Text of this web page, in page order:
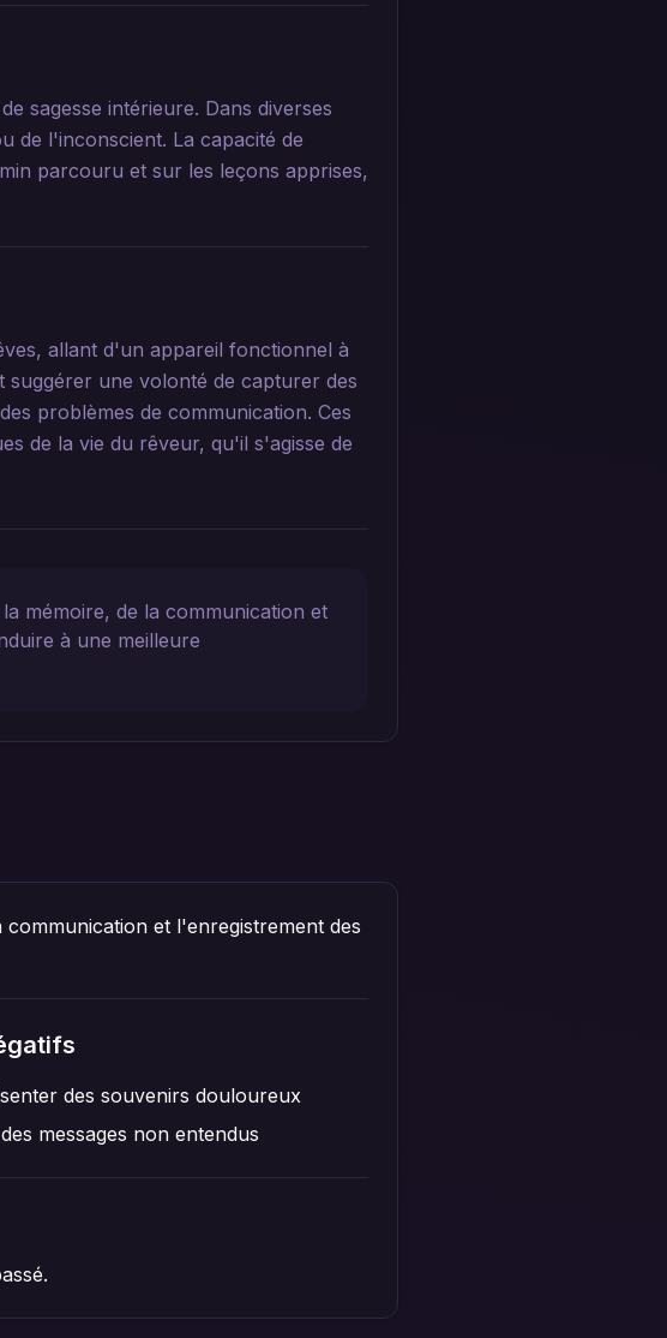
sagesse intérieure. Dans diverses
de l'inconscient. La capacité de
parcouru et sur les leçons apprises,
allant d'un appareil fonctionnel à
suggérer une volonté de capturer des
problèmes de communication. Ces
de la vie du rêveur, qu'il s'agisse de
mémoire, de la communication et
à une meilleure
et l'enregistrement des
des souvenirs douloureux
messages non entendus